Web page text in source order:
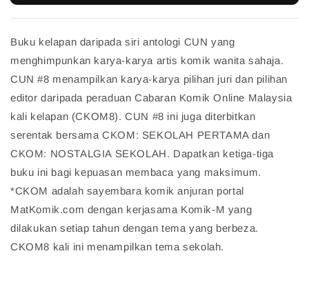
Buku kelapan daripada siri antologi CUN yang
menghimpunkan karya-karya artis komik wanita sahaja.
CUN #8 menampilkan karya-karya pilihan juri dan pilihan
editor daripada peraduan Cabaran Komik Online Malaysia
kali kelapan (CKOM8). CUN #8 ini juga diterbitkan
serentak bersama CKOM: SEKOLAH PERTAMA dan
CKOM: NOSTALGIA SEKOLAH. Dapatkan ketiga-tiga
buku ini bagi kepuasan membaca yang maksimum.
*CKOM adalah sayembara komik anjuran portal
MatKomik.com dengan kerjasama Komik-M yang
dilakukan setiap tahun dengan tema yang berbeza.
CKOM8 kali ini menampilkan tema sekolah.